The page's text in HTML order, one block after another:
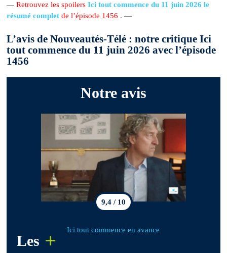
—Retrouvez les spoilersIci tout commence du 11 juin 2026 le
résumé complet de l’épisode 1456 . —
L’avis de Nouveautés-Télé : notre critique Ici
tout commence du 11 juin 2026 avec l’épisode
1456
Notre avis
9,4 / 10
Ici tout commence en avance
Les +